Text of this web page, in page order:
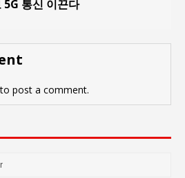
5G 통신 이끈다
to post a comment.